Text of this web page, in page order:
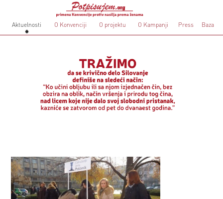
Aktuelnosti O Konvenciji O projektu O Kampanji Press Baza